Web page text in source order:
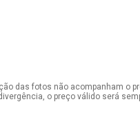
das fotos não acompanham o
o preço válido será